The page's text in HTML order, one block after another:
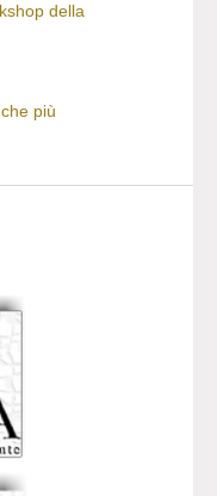
della
più